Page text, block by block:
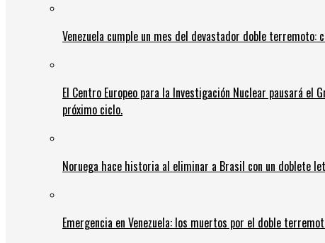
Venezuela cumple un mes del devastador doble
El Centro Europeo para la Investigación Nuclear pausará
próximo ciclo.
Noruega hace historia al eliminar a Brasil con un doblete
Emergencia en Venezuela: los muertos por el doble